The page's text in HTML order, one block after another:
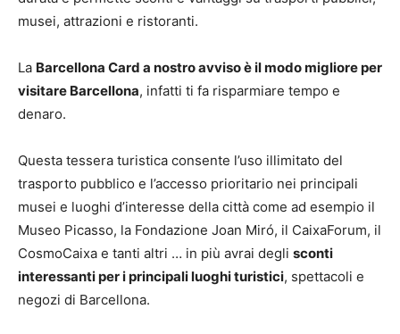
musei, attrazioni e ristoranti.
La Barcellona Card a nostro avviso è il modo migliore per
visitare Barcellona, infatti ti fa risparmiare tempo e
denaro.
Questa tessera turistica consente l’uso illimitato del
trasporto pubblico e l’accesso prioritario nei principali
musei e luoghi d’interesse della città come ad esempio il
Museo Picasso, la Fondazione Joan Miró, il CaixaForum, il
CosmoCaixa e tanti altri … in più avrai degli sconti
interessanti per i principali luoghi turistici, spettacoli e
negozi di Barcellona.